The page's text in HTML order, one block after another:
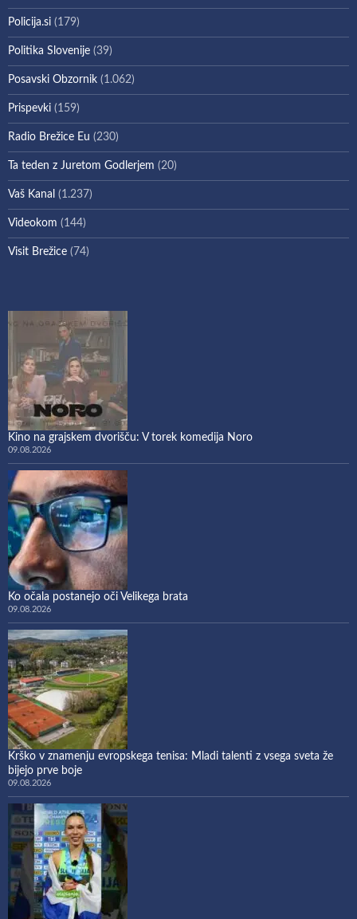
Policija.si (179)
Politika Slovenije (39)
Posavski Obzornik (1.062)
Prispevki (159)
Radio Brežice Eu (230)
Ta teden z Juretom Godlerjem (20)
Vaš Kanal (1.237)
Videokom (144)
Visit Brežice (74)
Kino na grajskem dvorišču: V torek komedija Noro
09.08.2026
Ko očala postanejo oči Velikega brata
09.08.2026
Krško v znamenju evropskega tenisa: Mladi talenti z vsega sveta že
bijejo prve boje
09.08.2026